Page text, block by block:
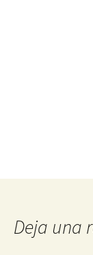
Deja una